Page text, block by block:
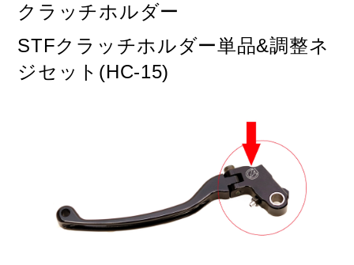
HARLEY DAVIDSON
クラッチホルダー
STFクラッチホルダー単品&調整ネ
ジセット(HC-15)